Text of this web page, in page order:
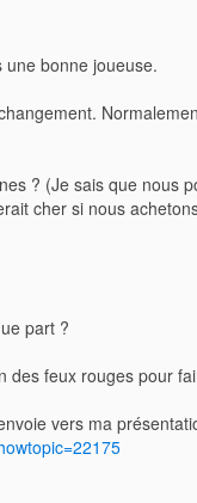
bonne joueuse.
? (Je sais que nous
cher si nous
part ?
feux rouges pour
vers ma